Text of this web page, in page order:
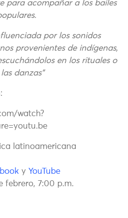
para acompañar a los bailes
por los sonidos
provenientes de indígenas,
en los rituales o
danzas”
watch?
latinoamericana
y YouTube
febrero, 7:00 p.m.